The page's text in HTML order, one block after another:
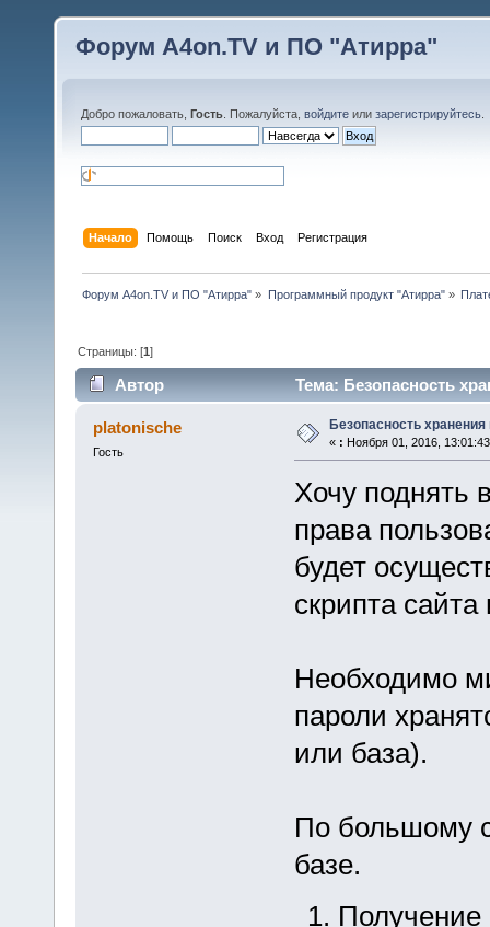
Форум A4on.TV и ПО "Атирра"
Добро пожаловать, Гость . Пожалуйста, войдите или зарегистрируйтесь
Начало Помощь Поиск Вход Регистрация
Форум A4on.TV и ПО "Атирра" » Программный продукт "Атирра"»
Страницы: [1]
Автор Тема: Безопасность
platonische
Гость
Безопасность
« : Ноября 01, 2016,
Хочу поднять
права
будет
скрипта
Необходимо
пароли
или база).
По большому
базе.